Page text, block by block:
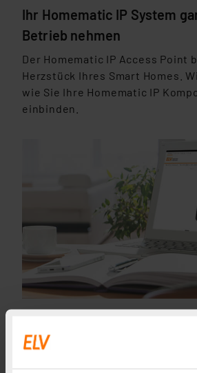
Ihr Homematic IP System
Betrieb nehmen
Der Homematic IP Access Point
Herzstück Ihres Smart Homes.
wie Sie Ihre Homematic IP
einbinden.
der Luftqualität